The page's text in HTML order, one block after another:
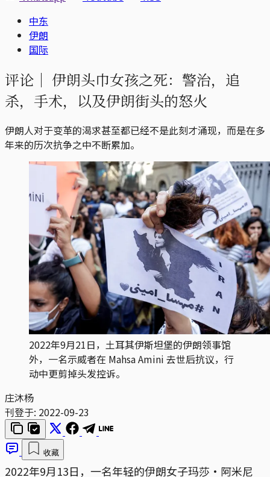
中东
伊朗
国际
评论｜ 伊朗头巾女孩之死：警治，追
杀，手术，以及伊朗街头的怒火
伊朗人对于变革的渴求甚至都已经不是此刻才涌现，而是在多
年来的历次抗争之中不断累加。
2022年9月21日，土耳其伊斯坦堡的伊朗领事馆
外，一名示威者在 Mahsa Amini 去世后抗议，行
动中更剪掉头发控诉。
庄沐杨
刊登于: 2022-09-23
收藏
2022年9月13日，一名年轻的伊朗女子玛莎·阿米尼